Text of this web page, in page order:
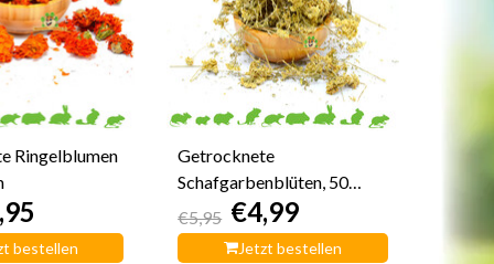
Ringelblumen
bestellen
Getrocknete
Schafgarbenblüten, 50
Gramm
€5,95 €4,99
Jetzt bestellen